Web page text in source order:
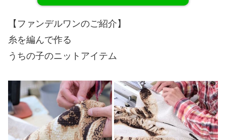
【ファンデルワンのご紹介】
糸を編んで作る
うちの子のニットアイテム